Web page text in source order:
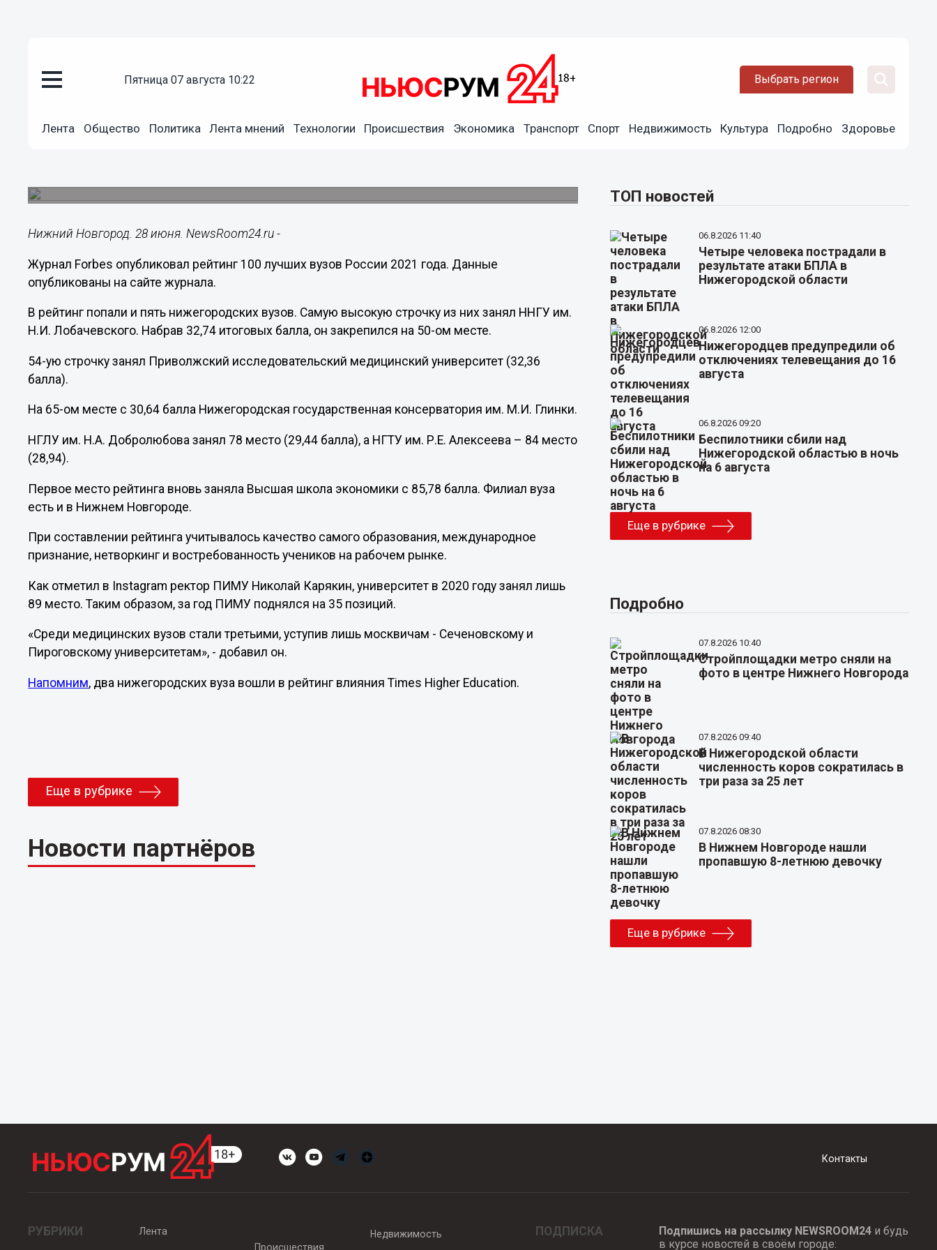
пятница 07 августа 10:22 Выбрать регион
Лента Общество Политика Лента мнений Технологии Происшествия Экономика Транспорт Спорт Недвижимость Культура Подробно Здоровье
Пять нижегородских вузов вошли в топ-100 лучших в
Нижний Новгород. 28 июня. NewsRoom24.ru -
Журнал Forbes опубликовал рейтинг 100 лучших вузов России 2021 года. Данные
опубликованы на сайте журнала.
В рейтинг попали и пять нижегородских вузов. Самую высокую строчку из них занял ННГУ им.
Н.И. Лобачевского. Набрав 32,74 итоговых балла, он закрепился на 50-ом месте.
54-ую строчку занял Приволжский исследовательский медицинский университет (32,36
балла).
На 65-ом месте с 30,64 балла Нижегородская государственная консерватория им. М.И. Глинки.
НГЛУ им. Н.А. Добролюбова занял 78 место (29,44 балла), а НГТУ им. Р.Е. Алексеева – 84 место
(28,94).
Первое место рейтинга вновь заняла Высшая школа экономики с 85,78 балла. Филиал вуза
есть и в Нижнем Новгороде.
При составлении рейтинга учитывалось качество самого образования, международное
признание, нетворкинг и востребованность учеников на рабочем рынке.
Как отметил в Instagram ректор ПИМУ Николай Карякин, университет в 2020 году занял лишь
89 место. Таким образом, за год ПИМУ поднялся на 35 позиций.
«Среди медицинских вузов стали третьими, уступив лишь москвичам - Сеченовскому и
Пироговскому университетам», - добавил он.
Напомним, два нижегородских вуза вошли в рейтинг влияния Times Higher Education.
Еще в рубрике
Новости партнёров
ТОП новостей
06.8.2026 11:40
Четыре человека пострадали в
результате атаки БПЛА в
Нижегородской области
06.8.2026 12:00
Нижегородцев предупредили об
отключениях телевещания до 16
августа
06.8.2026 09:20
Беспилотники сбили над
Нижегородской областью в ночь
на 6 августа
Еще в рубрике
Подробно
07.8.2026 10:40
Стройплощадки метро сняли на
фото в центре Нижнего Новгорода
07.8.2026 09:40
В Нижегородской области
численность коров сократилась в
три раза за 25 лет
07.8.2026 08:30
В Нижнем Новгороде нашли
пропавшую 8-летнюю девочку
Еще в рубрике
Контакты
РУБРИКИ
Лента
Происшествия
Недвижимость ПОДПИСКА Подпишись на рассылку NEWSROOM24и будь
в курсе новостей в своём городе: